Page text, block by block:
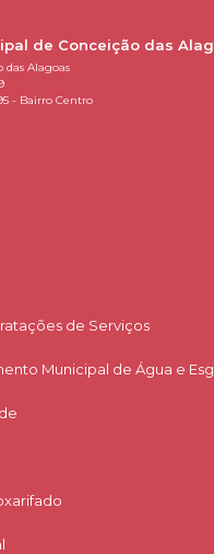
de Conceição das
das Alagoas
- Bairro Centro
de Serviços​
Municipal de Água e